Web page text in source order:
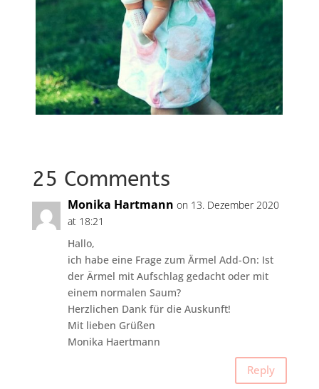
25 Comments
Monika Hartmann on 13. Dezember 2020
at 18:21
Hallo,
ich habe eine Frage zum Ärmel Add-On: Ist
der Ärmel mit Aufschlag gedacht oder mit
einem normalen Saum?
Herzlichen Dank für die Auskunft!
Mit lieben Grüßen
Monika Haertmann
Reply